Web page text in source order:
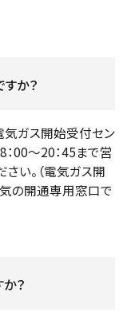
か？
気ガス開始受付セン
：00～20：45まで営
い。（電気ガス開
の開通専用窓口で
？